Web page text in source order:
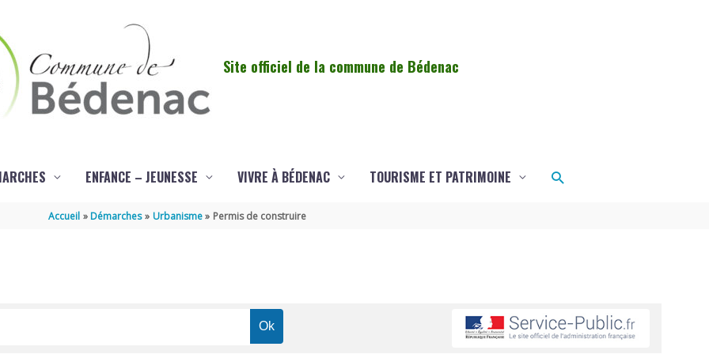
Site officiel de la commune de Bédenac
ENFANCE – JEUNESSE VIVRE À BÉDENAC TOURISME ET PATRIMOINE Rechercher
Accueil Démarches Urbanisme Permis de construire